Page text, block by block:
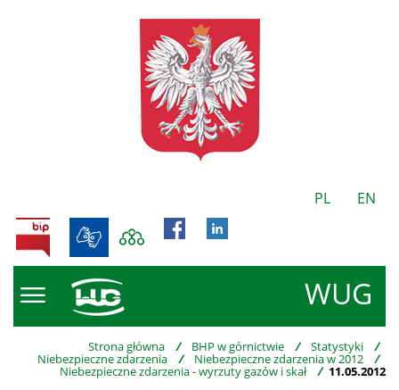
PL EN
WUG
BIP
Strona główna / BHP w górnictwie / Statystyki /
Niebezpieczne zdarzenia / Niebezpieczne zdarzenia w 2012 /
Niebezpieczne zdarzenia - wyrzuty gazów i skał / 11.05.2012